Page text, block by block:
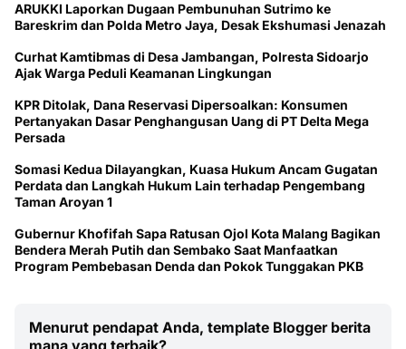
ARUKKI Laporkan Dugaan Pembunuhan Sutrimo ke
Bareskrim dan Polda Metro Jaya, Desak Ekshumasi Jenazah
Curhat Kamtibmas di Desa Jambangan, Polresta Sidoarjo
Ajak Warga Peduli Keamanan Lingkungan
KPR Ditolak, Dana Reservasi Dipersoalkan: Konsumen
Pertanyakan Dasar Penghangusan Uang di PT Delta Mega
Persada
Somasi Kedua Dilayangkan, Kuasa Hukum Ancam Gugatan
Perdata dan Langkah Hukum Lain terhadap Pengembang
Taman Aroyan 1
Gubernur Khofifah Sapa Ratusan Ojol Kota Malang Bagikan
Bendera Merah Putih dan Sembako Saat Manfaatkan
Program Pembebasan Denda dan Pokok Tunggakan PKB
Menurut pendapat Anda, template Blogger berita